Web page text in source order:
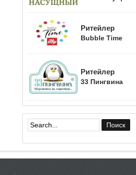
Ритейлер
Bubble Time
Ритейлер
33 Пингвина
Форма поиска